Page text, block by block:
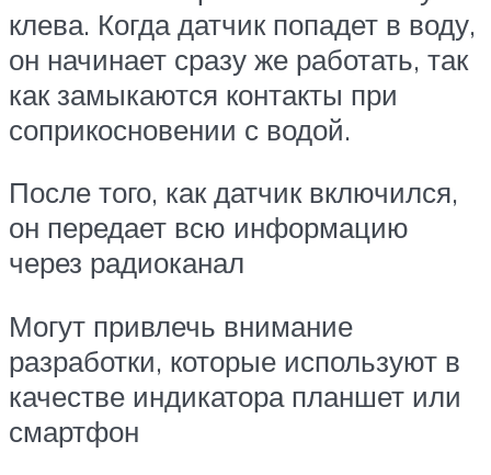
клева. Когда датчик попадет в воду,
он начинает сразу же работать, так
как замыкаются контакты при
соприкосновении с водой.
После того, как датчик включился,
он передает всю информацию
через радиоканал
Могут привлечь внимание
разработки, которые используют в
качестве индикатора планшет или
смартфон